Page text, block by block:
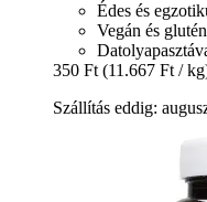
Édes és
Vegán és
350 Ft (11.667 Ft /
Szállítás eddig: